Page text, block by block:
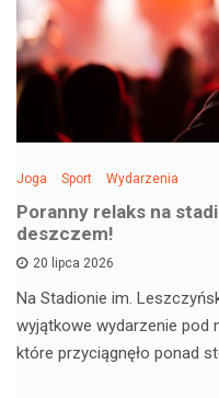
Joga Sport Wydarzenia
Poranny relaks na
deszczem!
20 lipca 2026
Na Stadionie im.
wyjątkowe wydarzenie pod
które przyciągnęło ponad